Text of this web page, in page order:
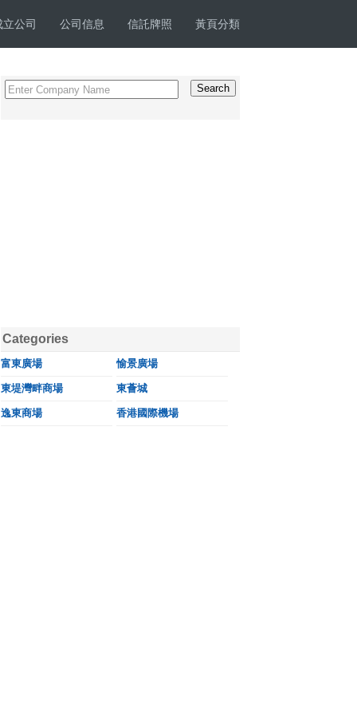
立公司 公司信息 信託牌照 黃頁分類
Categories
富東廣場 愉景廣場
東堤灣畔商場 東薈城
逸東商場 香港國際機場